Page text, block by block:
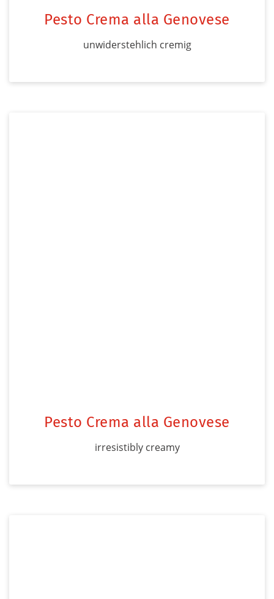
Pesto Crema alla Genovese
unwiderstehlich cremig
Pesto Crema alla Genovese
irresistibly creamy